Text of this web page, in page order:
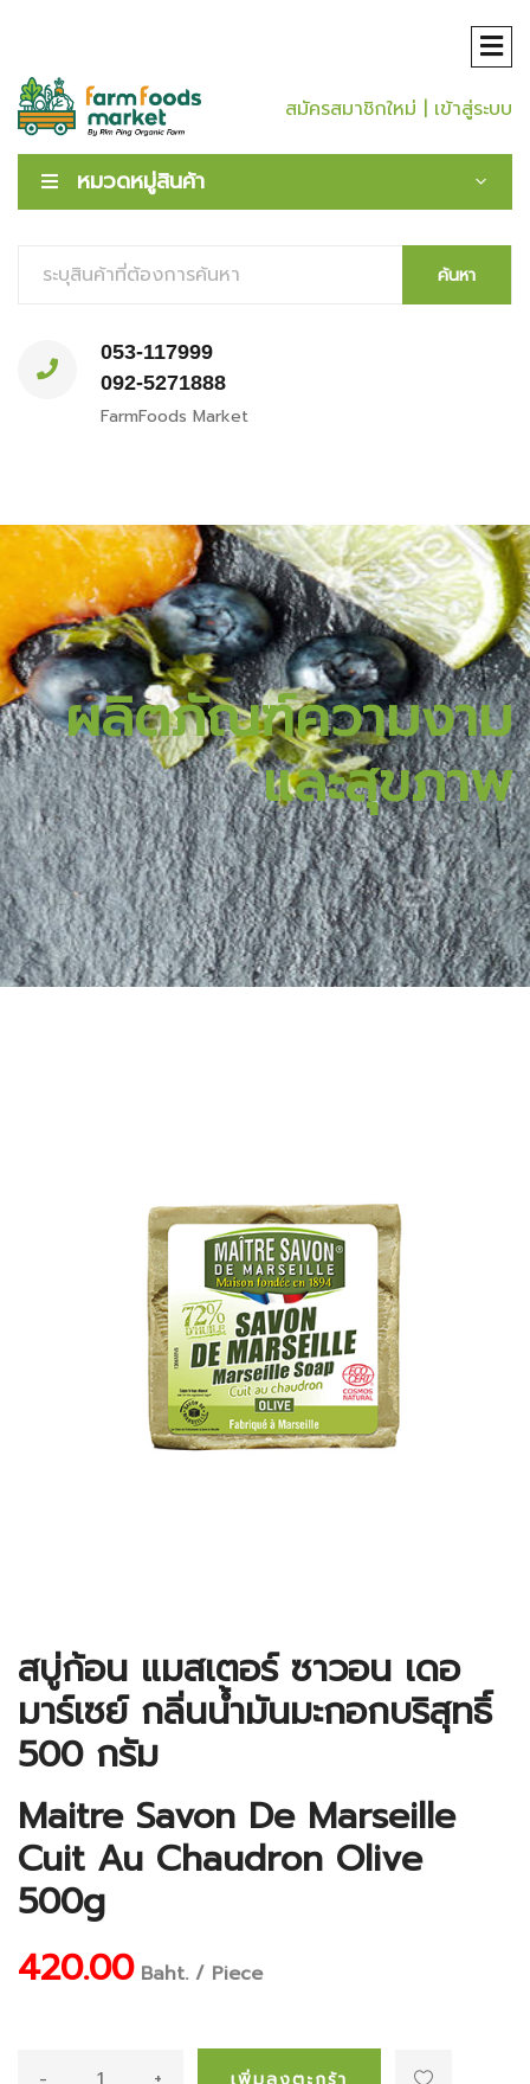
สมัครสมาชิกใหม่ | เข้าสู่ระบบ
หมวดหมู่สินค้า
ค้นหา
053-117999
092-5271888
FarmFoods Market
ผลิตภัณฑ์ความงาม
และสุขภาพ
สบู่ก้อน แมสเตอร์ ซาวอน เดอ
มาร์เซย์ กลิ่นน้ำมันมะกอกบริสุทธิ์
500 กรัม
Maitre Savon De Marseille
Cuit Au Chaudron Olive
500g
420.00Baht. / Piece